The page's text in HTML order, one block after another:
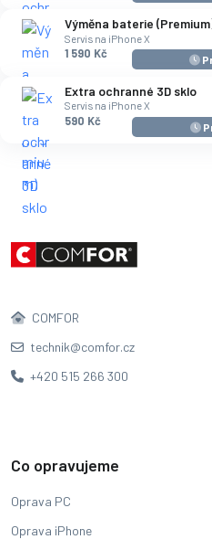
Výměna baterie
Servis na iPhone X
1 590 Kč
Extra ochranné 3D sklo
Servis na iPhone X
590 Kč
COMFOR
technik@comfor.cz
+420 515 266 300
Co opravujeme
Oprava PC
Oprava iPhone